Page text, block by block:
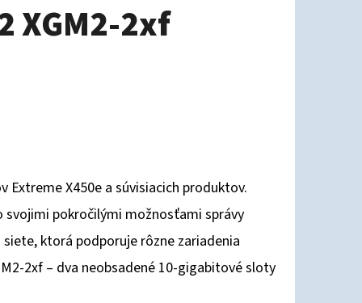
XGM2-2xf
X450e a súvisiacich produktov.
svojimi pokročilými možnosťami správy
ktorá podporuje rôzne zariadenia
2xf – dva neobsadené 10-gigabitové sloty